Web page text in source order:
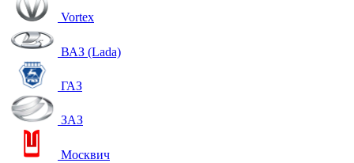
Vortex
ВАЗ (Lada)
ГАЗ
ЗАЗ
Москвич